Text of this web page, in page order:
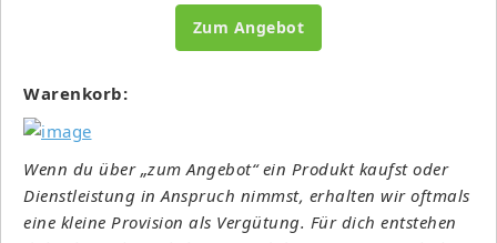
Zum Angebot
Warenkorb:
Wenn du über „zum Angebot“ ein Produkt kaufst oder
Dienstleistung in Anspruch nimmst, erhalten wir oftmals
eine kleine Provision als Vergütung. Für dich entstehen